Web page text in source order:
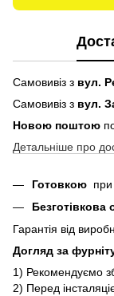
Самовивіз з вул.
Самовивіз з вул.
Новою поштою
Детальніше про
Готовкою при
Безготівкова
Гарантія від
Догляд за
1) Рекомендуємо
2) Перед